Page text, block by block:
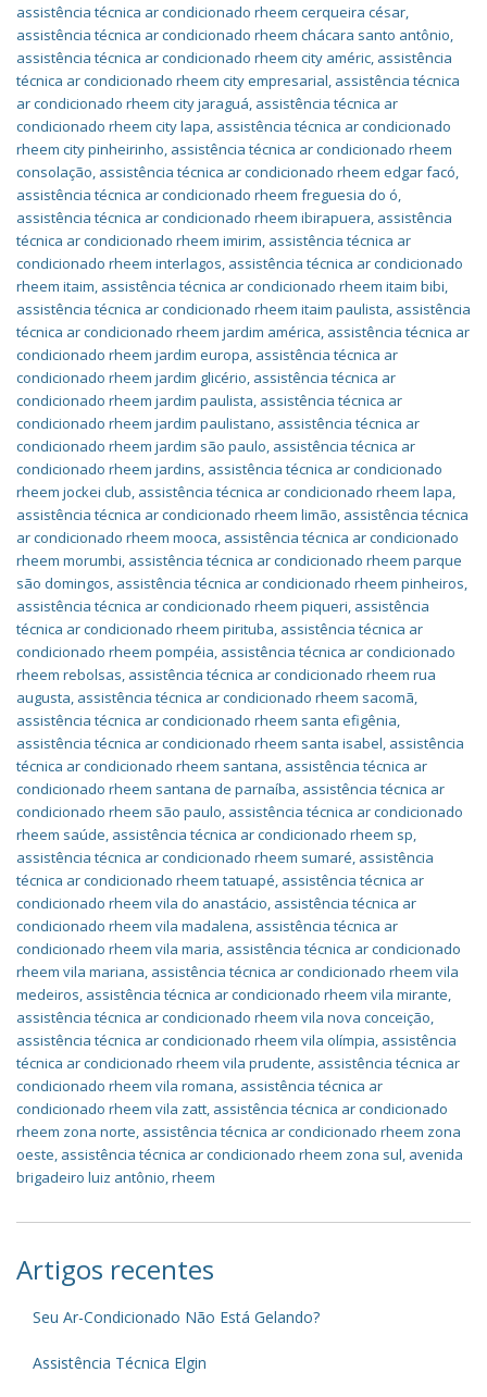
assistência técnica ar condicionado rheem cerqueira césar,
assistência técnica ar condicionado rheem chácara santo antônio,
assistência técnica ar condicionado rheem city améric, assistência
técnica ar condicionado rheem city empresarial, assistência técnica
ar condicionado rheem city jaraguá, assistência técnica ar
condicionado rheem city lapa, assistência técnica ar condicionado
rheem city pinheirinho, assistência técnica ar condicionado rheem
consolação, assistência técnica ar condicionado rheem edgar facó,
assistência técnica ar condicionado rheem freguesia do ó,
assistência técnica ar condicionado rheem ibirapuera, assistência
técnica ar condicionado rheem imirim, assistência técnica ar
condicionado rheem interlagos, assistência técnica ar condicionado
rheem itaim, assistência técnica ar condicionado rheem itaim bibi,
assistência técnica ar condicionado rheem itaim paulista, assistência
técnica ar condicionado rheem jardim américa, assistência técnica ar
condicionado rheem jardim europa, assistência técnica ar
condicionado rheem jardim glicério, assistência técnica ar
condicionado rheem jardim paulista, assistência técnica ar
condicionado rheem jardim paulistano, assistência técnica ar
condicionado rheem jardim são paulo, assistência técnica ar
condicionado rheem jardins, assistência técnica ar condicionado
rheem jockei club, assistência técnica ar condicionado rheem lapa,
assistência técnica ar condicionado rheem limão, assistência técnica
ar condicionado rheem mooca, assistência técnica ar condicionado
rheem morumbi, assistência técnica ar condicionado rheem parque
são domingos, assistência técnica ar condicionado rheem pinheiros,
assistência técnica ar condicionado rheem piqueri, assistência
técnica ar condicionado rheem pirituba, assistência técnica ar
condicionado rheem pompéia, assistência técnica ar condicionado
rheem rebolsas, assistência técnica ar condicionado rheem rua
augusta, assistência técnica ar condicionado rheem sacomã,
assistência técnica ar condicionado rheem santa efigênia,
assistência técnica ar condicionado rheem santa isabel, assistência
técnica ar condicionado rheem santana, assistência técnica ar
condicionado rheem santana de parnaíba, assistência técnica ar
condicionado rheem são paulo, assistência técnica ar condicionado
rheem saúde, assistência técnica ar condicionado rheem sp,
assistência técnica ar condicionado rheem sumaré, assistência
técnica ar condicionado rheem tatuapé, assistência técnica ar
condicionado rheem vila do anastácio, assistência técnica ar
condicionado rheem vila madalena, assistência técnica ar
condicionado rheem vila maria, assistência técnica ar condicionado
rheem vila mariana, assistência técnica ar condicionado rheem vila
medeiros, assistência técnica ar condicionado rheem vila mirante,
assistência técnica ar condicionado rheem vila nova conceição,
assistência técnica ar condicionado rheem vila olímpia, assistência
técnica ar condicionado rheem vila prudente, assistência técnica ar
condicionado rheem vila romana, assistência técnica ar
condicionado rheem vila zatt, assistência técnica ar condicionado
rheem zona norte, assistência técnica ar condicionado rheem zona
oeste, assistência técnica ar condicionado rheem zona sul, avenida
brigadeiro luiz antônio,rheem
Artigos recentes
Seu Ar-Condicionado Não Está Gelando?
Assistência Técnica Elgin